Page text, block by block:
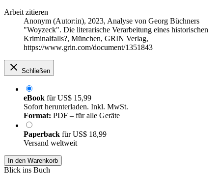
Arbeit zitieren
Anonym (Autor:in), 2023, Analyse von Georg Büchners
"Woyzeck". Die literarische Verarbeitung eines historischen
Kriminalfalls?, München, GRIN Verlag,
https://www.grin.com/document/1351843
Schließen
eBook fürUS$ 15,99
Sofort herunterladen. Inkl. MwSt.
Format: PDF – für alle Geräte
Paperback fürUS$ 18,99
Versand weltweit
In den Warenkorb
Blick ins Buch